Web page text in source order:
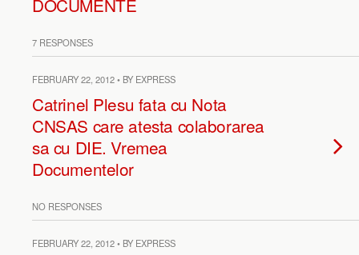
DOCUMENTE
7 RESPONSES
FEBRUARY 22, 2012 • BY EXPRESS
Catrinel Plesu fata cu Nota
CNSAS care atesta colaborarea
sa cu DIE. Vremea
Documentelor
NO RESPONSES
FEBRUARY 22, 2012 • BY EXPRESS